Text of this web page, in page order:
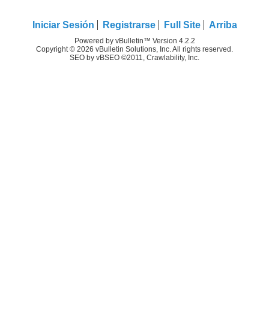
Iniciar Sesión Registrarse Full Site Arriba
Powered by vBulletin™ Version 4.2.2
Copyright © 2026 vBulletin Solutions, Inc. All rights reserved.
SEO by vBSEO ©2011, Crawlability, Inc.